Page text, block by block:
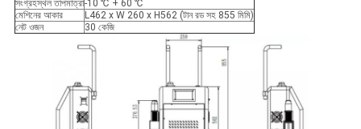
সংগ্রহস্থল তাপমাত্রা-10 ℃ + 60 ℃
মেশিনের আকার
L462 x W 260 x H562 (টান রড সহ 855 মিমি)
নেট ওজন
30 কেজি